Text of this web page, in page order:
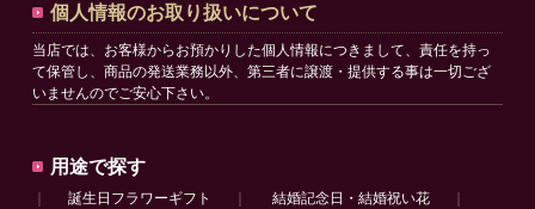
個人情報のお取り扱いについて
当店では、お客様からお預かりした個人情報につきまして、責任を持っ
て保管し、商品の発送業務以外、第三者に譲渡・提供する事は一切ござ
いませんのでご安心下さい。
用途で探す
誕生日フラワーギフト 結婚記念日・結婚祝い花